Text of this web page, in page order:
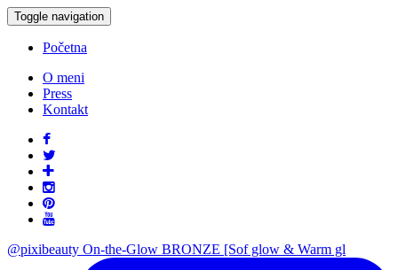
Toggle navigation
Početna
O meni
Press
Kontakt
@pixibeauty On-the-Glow BRONZE [Sof glow & Warm gl